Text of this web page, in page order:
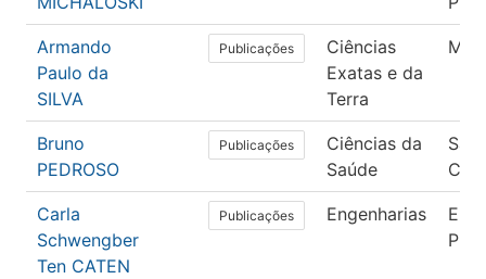
Armando
Paulo da
SILVA
Publicações
Ciências
Exatas e da
Terra
Bruno
PEDROSO
Publicações
Ciências da
Saúde
Carla
Schwengber
Ten CATEN
Publicações Engenharias